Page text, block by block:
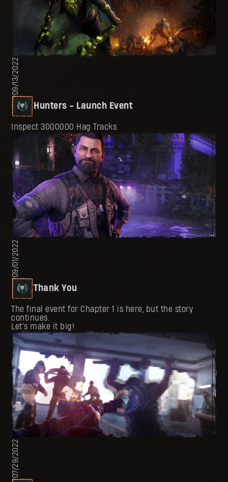
09/13/2022
Hunters - Launch Event
Inspect 3000000 Hag Tracks
09/01/2022
Thank You
The final event for Chapter 1 is here, but the story
continues.
Let's make it big!
07/29/2022